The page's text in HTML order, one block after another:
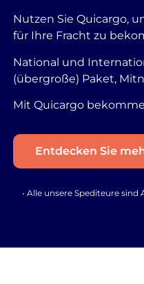
Nutzen Sie Quicargo,
für Ihre Fracht zu
National und
(übergroße) Paket,
Mit Quicargo
Entdecken Sie
• Alle unsere Spediteure sind